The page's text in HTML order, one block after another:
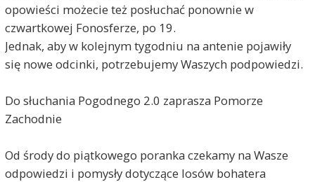
opowieści możecie też posłuchać ponownie w
czwartkowej Fonosferze, po 19.
Jednak, aby w kolejnym tygodniu na antenie pojawiły
się nowe odcinki, potrzebujemy Waszych podpowiedzi.
Do słuchania Pogodnego 2.0 zaprasza Pomorze
Zachodnie
Od środy do piątkowego poranka czekamy na Wasze
odpowiedzi i pomysły dotyczące losów bohatera